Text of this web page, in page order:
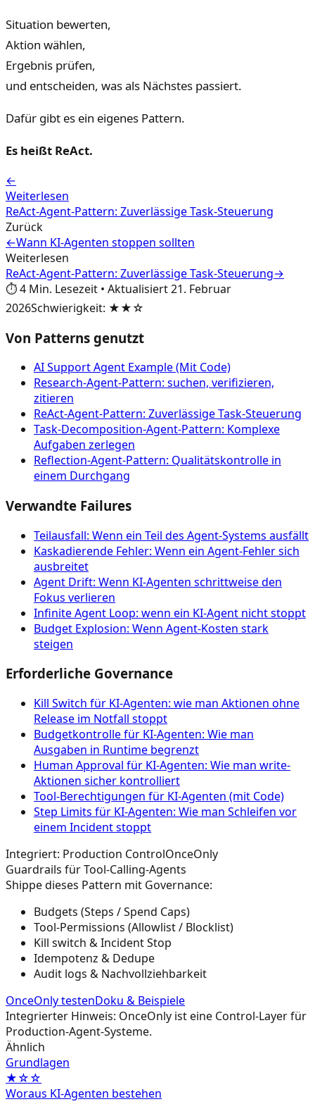
Situation bewerten,
Aktion wählen,
Ergebnis prüfen,
und entscheiden, was als Nächstes passiert.
Dafür gibt es ein eigenes Pattern.
Es heißt ReAct.
←
Weiterlesen
ReAct-Agent-Pattern: Zuverlässige Task-Steuerung
Zurück
←Wann KI-Agenten stoppen sollten
Weiterlesen
ReAct-Agent-Pattern: Zuverlässige Task-Steuerung→
⏱️4 Min. Lesezeit • Aktualisiert21. Februar
2026Schwierigkeit: ★★☆
Von Patterns genutzt
AI Support Agent Example (Mit Code)
Research-Agent-Pattern: suchen, verifizieren,
zitieren
ReAct-Agent-Pattern: Zuverlässige Task-Steuerung
Task-Decomposition-Agent-Pattern: Komplexe
Aufgaben zerlegen
Reflection-Agent-Pattern: Qualitätskontrolle in
einem Durchgang
Verwandte Failures
Teilausfall: Wenn ein Teil des Agent-Systems ausfällt
Kaskadierende Fehler: Wenn ein Agent-Fehler sich
ausbreitet
Agent Drift: Wenn KI-Agenten schrittweise den
Fokus verlieren
Infinite Agent Loop: wenn ein KI-Agent nicht stoppt
Budget Explosion: Wenn Agent-Kosten stark
steigen
Erforderliche Governance
Kill Switch für KI-Agenten: wie man Aktionen ohne
Release im Notfall stoppt
Budgetkontrolle für KI-Agenten: Wie man
Ausgaben in Runtime begrenzt
Human Approval für KI-Agenten: Wie man write-
Aktionen sicher kontrolliert
Tool‑Berechtigungen für KI‑Agenten (mit Code)
Step Limits für KI-Agenten: Wie man Schleifen vor
einem Incident stoppt
Integriert: Production ControlOnceOnly
Guardrails für Tool-Calling-Agents
Shippe dieses Pattern mit Governance:
Budgets (Steps / Spend Caps)
Tool-Permissions (Allowlist / Blocklist)
Kill switch & Incident Stop
Idempotenz & Dedupe
Audit logs & Nachvollziehbarkeit
OnceOnly testenDoku & Beispiele
Integrierter Hinweis: OnceOnly ist eine Control-Layer für
Production-Agent-Systeme.
Ähnlich
Grundlagen
★☆☆
Woraus KI-Agenten bestehen